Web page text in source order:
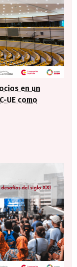
en un
UE como